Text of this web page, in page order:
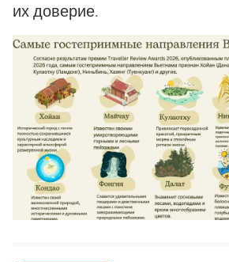
их доверие.